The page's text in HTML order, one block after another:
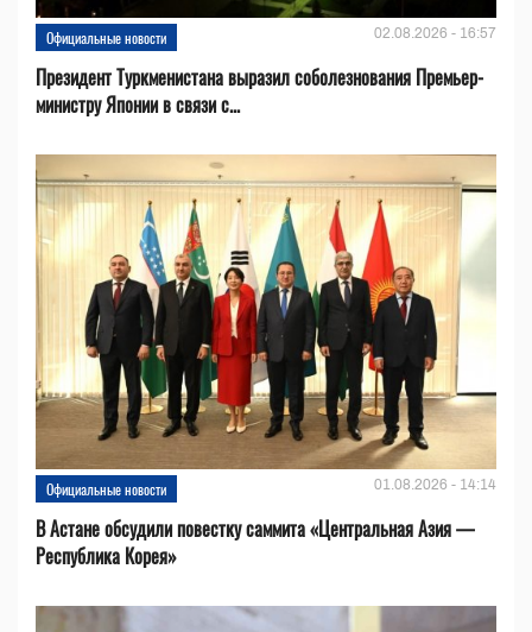
Официальные новости 02.08.2026 - 16:57
Президент Туркменистана выразил соболезнования Премьер-
министру Японии в связи с...
Официальные новости 01.08.2026 - 14:14
В Астане обсудили повестку саммита «Центральная Азия —
Республика Корея»